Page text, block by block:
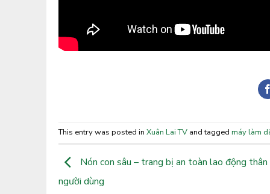
This entry was posted in Xuân Lai TV and tagged máy làm
Nón con sâu – trang bị an toàn lao động
người dùng